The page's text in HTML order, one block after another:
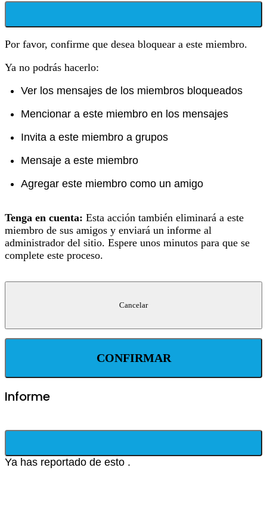
Por favor, confirme que desea bloquear a este miembro.
Ya no podrás hacerlo:
Ver los mensajes de los miembros bloqueados
Mencionar a este miembro en los mensajes
Invita a este miembro a grupos
Mensaje a este miembro
Agregar este miembro como un amigo
Tenga en cuenta: Esta acción también eliminará a este
miembro de sus amigos y enviará un informe al
administrador del sitio. Espere unos minutos para que se
complete este proceso.
CONFIRMAR
Informe
Ya has reportado de esto .